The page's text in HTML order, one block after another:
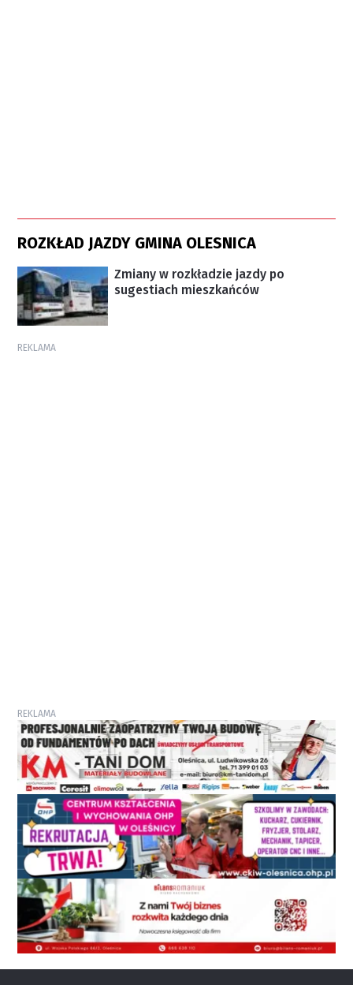
ROZKŁAD JAZDY GMINA OLESNICA
Zmiany w rozkładzie jazdy po
sugestiach mieszkańców
REKLAMA
REKLAMA